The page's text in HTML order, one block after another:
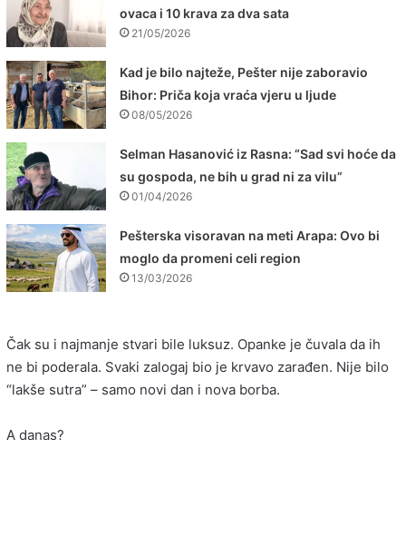
ovaca i 10 krava za dva sata
21/05/2026
Kad je bilo najteže, Pešter nije zaboravio
Bihor: Priča koja vraća vjeru u ljude
08/05/2026
Selman Hasanović iz Rasna: “Sad svi hoće da
su gospoda, ne bih u grad ni za vilu”
01/04/2026
Pešterska visoravan na meti Arapa: Ovo bi
moglo da promeni celi region
13/03/2026
Čak su i najmanje stvari bile luksuz. Opanke je čuvala da ih
ne bi poderala. Svaki zalogaj bio je krvavo zarađen. Nije bilo
“lakše sutra” – samo novi dan i nova borba.
A danas?